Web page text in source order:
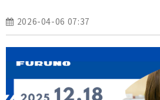
2026-04-06 07:37